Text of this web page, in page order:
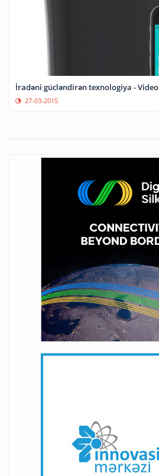
İradəni gücləndirən texnologiya - Video
27-03-2015